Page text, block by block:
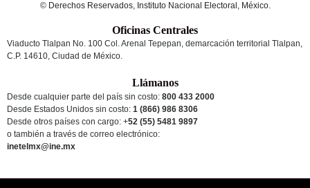
© Derechos Reservados, Instituto Nacional Electoral, México.
Oficinas Centrales
Viaducto Tlalpan No. 100 Col. Arenal Tepepan, demarcación territorial Tlalpan,
C.P. 14610, Ciudad de México.
Llámanos
Desde cualquier parte del país sin costo: 800 433 2000
Desde Estados Unidos sin costo: 1 (866) 986 8306
Desde otros países con cargo: +52 (55) 5481 9897
o también a través de correo electrónico:
inetelmx@ine.mx